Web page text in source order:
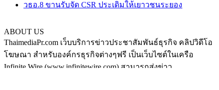
วธอ.8 ขานรับจัด CSR ประเดิมให้เยาวชนระยอง
ABOUT US
ThaimediaPr.com เว็บบริการข่าวประชาสัมพันธ์ธุรกิจ คลิปวิดีโอ
โฆษณา สำหรับองค์กรธุรกิจต่างๆฟรี เป็นเว็บไซต์ในเครือ
Infinite Wire (www.infinitewire.com) สามารถส่งข่าว